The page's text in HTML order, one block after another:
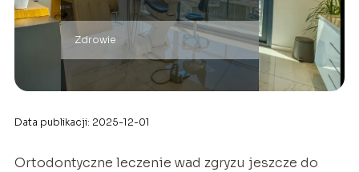
Zdrowie
Data publikacji: 2025-12-01
Ortodontyczne leczenie wad zgryzu jeszcze do